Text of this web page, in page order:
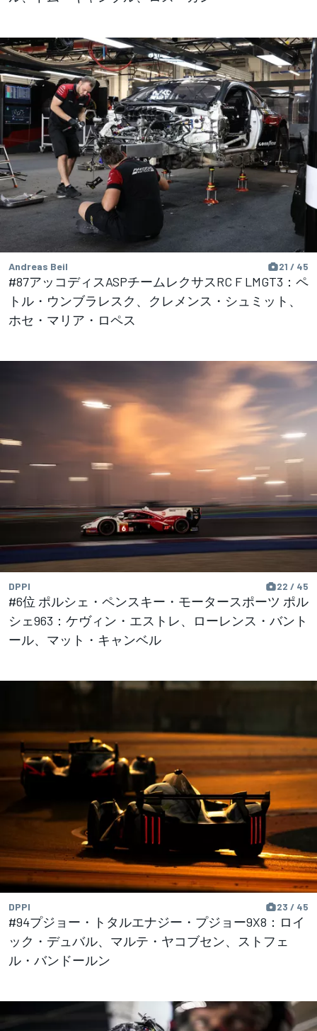
Andreas Beil 21 / 45
#87アッコディスASPチームレクサスRC F LMGT3：ペ
トル・ウンブラレスク、クレメンス・シュミット、
ホセ・マリア・ロペス
DPPI 22 / 45
#6位 ポルシェ・ペンスキー・モータースポーツ ポル
シェ963：ケヴィン・エストレ、ローレンス・バント
ール、マット・キャンベル
DPPI 23 / 45
#94プジョー・トタルエナジー・プジョー9X8：ロイ
ック・デュバル、マルテ・ヤコブセン、ストフェ
ル・バンドールン